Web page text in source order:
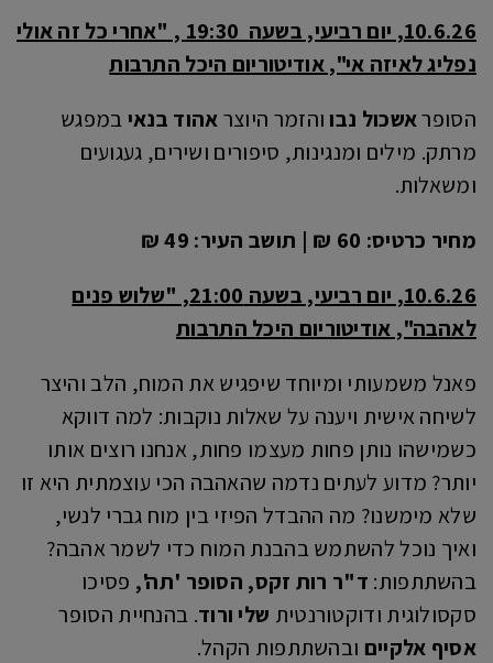
10.6.26, יום רביעי, בשעה 19:30 , "אחרי כל זה אולי
נפליג לאיזה אי", אודיטוריום היכל התרבות
הסופראשכול נבו והזמר היוצראהוד בנאי במפגש
מרתק. מילים ומנגינות, סיפורים ושירים, געגועים
ומשאלות.
מחיר כרטיס: 60 ₪ | תושב העיר: 49 ₪
10.6.26, יום רביעי, בשעה 21:00, "שלוש פנים
לאהבה", אודיטוריום היכל התרבות
פאנל משמעותי ומיוחד שיפגיש את המוח, הלב והיצר
לשיחה אישית ויענה על שאלות נוקבות: למה דווקא
כשמישהו נותן פחות מעצמו פחות, אנחנו רוצים אותו
יותר? מדוע לעתים נדמה שהאהבה הכי עוצמתית היא זו
שלא מימשנו? מה ההבדל הפיזי בין מוח גברי לנשי,
ואיך נוכל להשתמש בהבנת המוח כדי לשמר אהבה?
בהשתתפות: ד"ר רות זקס, הסופר 'תה', פסיכו
סקסולוגית ודוקטורנטית שלי ורוד. בהנחיית הסופר
אסיף אלקיים ובהשתתפות הקהל.